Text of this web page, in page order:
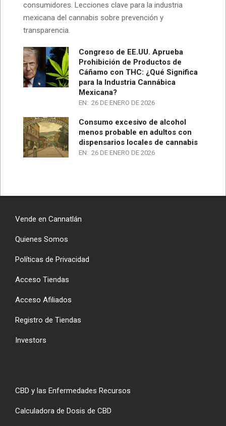
consumidores. Lecciones clave para la industria
mexicana del cannabis sobre prevención y
transparencia.
Congreso de EE.UU. Aprueba
Prohibición de Productos de
Cáñamo con THC: ¿Qué Significa
para la Industria Cannábica
Mexicana?
EN: 26 DE ENERO DE 2026
Consumo excesivo de alcohol
menos probable en adultos con
dispensarios locales de cannabis
EN: 26 DE ENERO DE 2026
Vende en Cannatlán
Quienes Somos
Políticas de Privacidad
Acceso Tiendas
Acceso Afiliados
Registro de Tiendas
Investors
CBD y las Enfermedades Recursos
Calculadora de Dosis de CBD